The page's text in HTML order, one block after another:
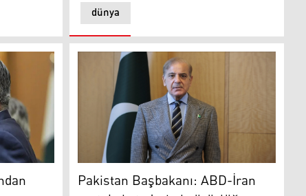
dünya
Tahran’a ziyaretPakistan Başbakanı Şahbaz Şerif
Pakistan Başbakanı: ABD-İran